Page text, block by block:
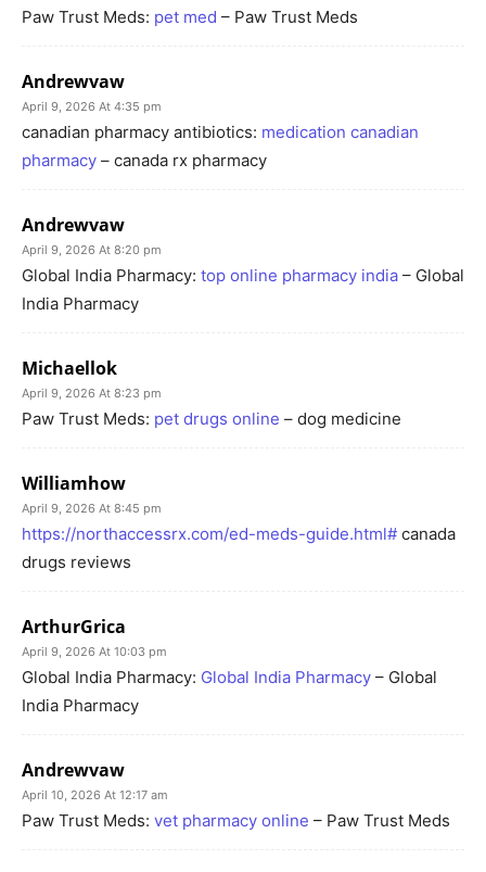
Paw Trust Meds: pet med – Paw Trust Meds
Andrewvaw
April 9, 2026 At 4:35 pm
canadian pharmacy antibiotics: medication canadian
pharmacy – canada rx pharmacy
Andrewvaw
April 9, 2026 At 8:20 pm
Global India Pharmacy: top online pharmacy india – Global
India Pharmacy
Michaellok
April 9, 2026 At 8:23 pm
Paw Trust Meds: pet drugs online – dog medicine
Williamhow
April 9, 2026 At 8:45 pm
https://northaccessrx.com/ed-meds-guide.html# canada
drugs reviews
ArthurGrica
April 9, 2026 At 10:03 pm
Global India Pharmacy: Global India Pharmacy – Global
India Pharmacy
Andrewvaw
April 10, 2026 At 12:17 am
Paw Trust Meds: vet pharmacy online – Paw Trust Meds